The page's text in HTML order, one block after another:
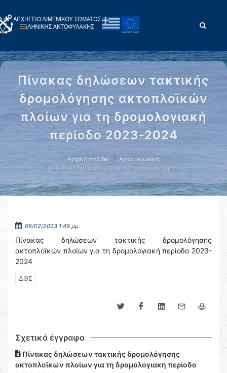
Πίνακας δηλώσεων τακτικής
δρομολόγησης ακτοπλοϊκών
πλοίων για τη δρομολογιακή
περίοδο 2023-2024
Αρχική σελίδα
Ανακοινώσεις
Πίνακας δηλώσεων τακτικής δρομολόγησης …
08/02/2023 1:49 μμ.
Πίνακας δηλώσεων τακτικής δρομολόγησης
ακτοπλοϊκών πλοίων για τη δρομολογιακή περίοδο 2023-
2024
ΔΘΣ
Σχετικά έγγραφα
Πίνακας δηλώσεων τακτικής δρομολόγησης
ακτοπλοϊκών πλοίων για τη δρομολογιακή περίοδο